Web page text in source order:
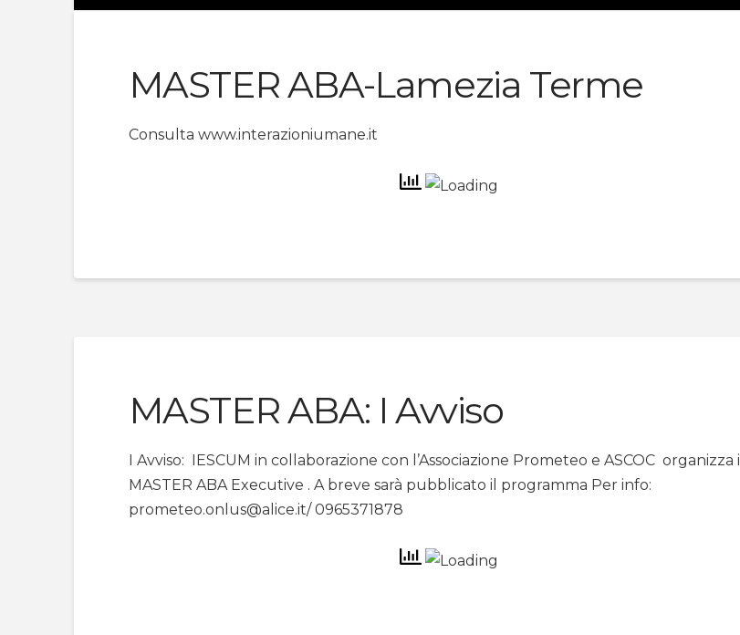
MASTER ABA-Lamezia Terme
Consulta www.interazioniumane.it
MASTER ABA: I Avviso
I Avviso: IESCUM in collaborazione con l’Associazione Prometeo e ASCOC organizza il
MASTER ABA Executive . A breve sarà pubblicato il programma Per info:
prometeo.onlus@alice.it/ 0965371878